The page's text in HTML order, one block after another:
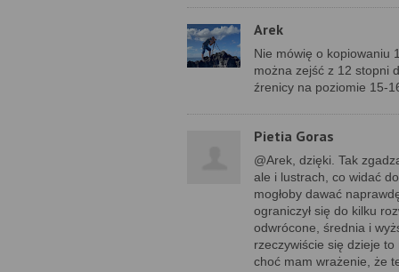
Arek
Nie mówię o kopiowaniu
można zejść z 12 stopni
źrenicy na poziomie 15-
Pietia Goras
@Arek, dzięki. Tak
ale i lustrach, co widać
mogłoby dawać
ograniczył się do kilku
odwrócone, średnia i
rzeczywiście się dzieje to
choć mam wrażenie, że